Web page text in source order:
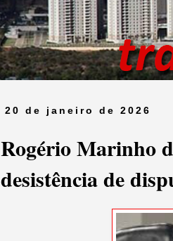
20 de janeiro de 2026
Rogério Marinho
desistência de